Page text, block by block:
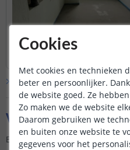
Bekijk alleklantfoto’s
Vraag & antwoord
Er is nog geen vraag gesteld
Cookies
Met cookies en technieken
beter en persoonlijker.
de website goed. Ze
Zo maken we de website
Daarom gebruiken we
en buiten onze website te
gegevens voor het